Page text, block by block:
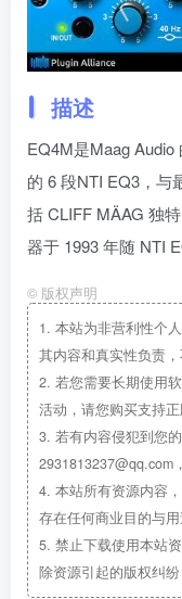
描述
EQ4M是Maag
的 6 段NTI EQ3，与
括 CLIFF MÄAG 独
器于 1993 年随 NTI
© 版权声明
1. 本站为非营利性个
其内容和真实性负责
2. 若您需要长期使用
活动，请您购买支持
3. 若有内容侵犯到您
2931813237@qq.com
4. 本站所有资源内容
存在任何商业目的与
5. 禁止下载使用本站
除资源引起的版权纠